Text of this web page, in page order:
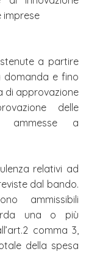
imprese
a partire
domanda e fino
di approvazione
delle
ammesse a
relativi ad
dal bando.
ammissibili
una o più
comma 3,
della spesa